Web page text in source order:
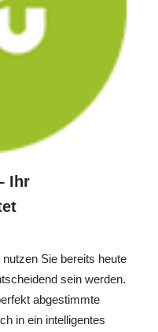
Ihr
Sie bereits heute
sein werden.
abgestimmte
in ein intelligentes